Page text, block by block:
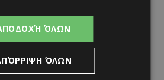
εσωτερικό εμβαδόν
κουζίνα και τουαλέτα
εσωτερικό εμβαδόν
κουζίνα και τουαλέτα
ΌΛΩΝ
ΌΛΩΝ